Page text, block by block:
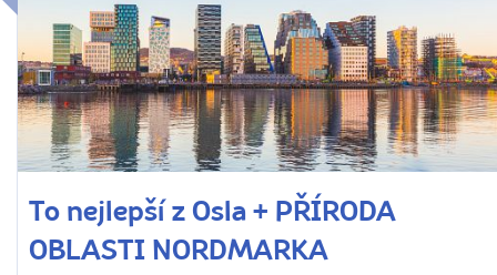
To nejlepší z Osla + PŘÍRODA
OBLASTI NORDMARKA